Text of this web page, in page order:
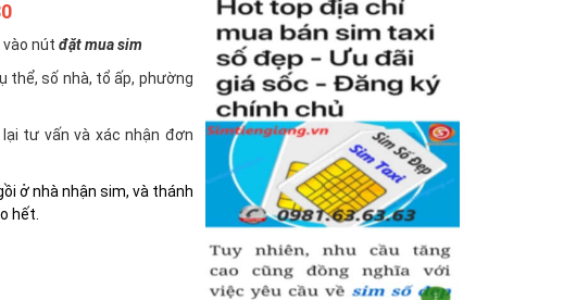
vào nútđặt mua sim
thể, số nhà, tổ ấp, phường
tư vấn và xác nhận đơn
ở nhà nhận sim, và thánh
hết.